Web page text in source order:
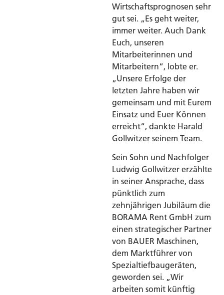
Wirtschaftsprognosen sehr
gut sei. „Es geht weiter,
immer weiter. Auch Dank
Euch, unseren
Mitarbeiterinnen und
Mitarbeitern“, lobte er.
„Unsere Erfolge der
letzten Jahre haben wir
gemeinsam und mit Eurem
Einsatz und Euer Können
erreicht“, dankte Harald
Gollwitzer seinem Team.
Sein Sohn und Nachfolger
Ludwig Gollwitzer erzählte
in seiner Ansprache, dass
pünktlich zum
zehnjährigen Jubiläum die
BORAMA Rent GmbH zum
einen strategischer Partner
von BAUER Maschinen,
dem Marktführer von
Spezialtiefbaugeräten,
geworden sei. „Wir
arbeiten somit künftig